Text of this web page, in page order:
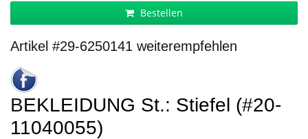
Bestellen
Artikel #29-6250141 weiterempfehlen
BEKLEIDUNG St.: Stiefel (#20-
11040055)